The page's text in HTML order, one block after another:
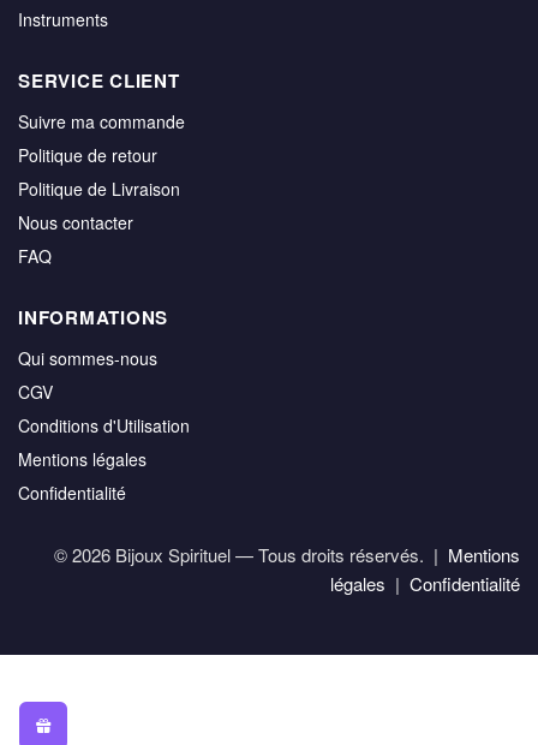
Instruments
SERVICE CLIENT
Suivre ma commande
Politique de retour
Politique de Livraison
Nous contacter
FAQ
INFORMATIONS
Qui sommes-nous
CGV
Conditions d'Utilisation
Mentions légales
Confidentialité
© 2026 Bijoux Spirituel — Tous droits réservés. | Mentions
légales | Confidentialité